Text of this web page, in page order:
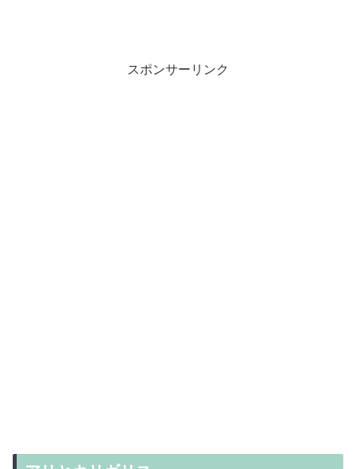
スポンサーリンク